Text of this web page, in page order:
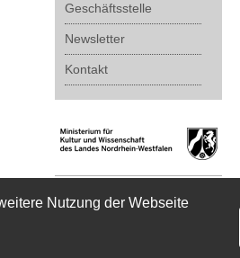
Nutzung der Webseite
Geschäftsstelle
Newsletter
Kontakt